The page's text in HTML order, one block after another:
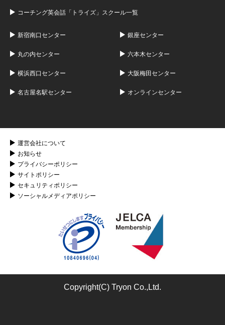
コーチング英会話「トライズ」スクール一覧
新宿南口センター 銀座センター
丸の内センター 六本木センター
横浜西口センター 大阪梅田センター
名古屋名駅センター オンラインセンター
運営会社について
お知らせ
プライバシーポリシー
サイトポリシー
セキュリティポリシー
ソーシャルメディアポリシー
Copyright(C) Tryon Co.,Ltd.